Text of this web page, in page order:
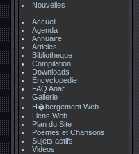
Nouvelles
Accueil
Agenda
Annuaire
Articles
Bibliotheque
Compilation
Downloads
Encyclopedie
FAQ Anar
Gallerie
H�bergement Web
Liens Web
Plan du Site
Poemes et Chansons
Sujets actifs
Videos